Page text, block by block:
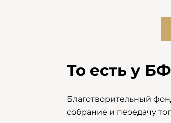
То есть у
Благотворительный
собрание и передачу